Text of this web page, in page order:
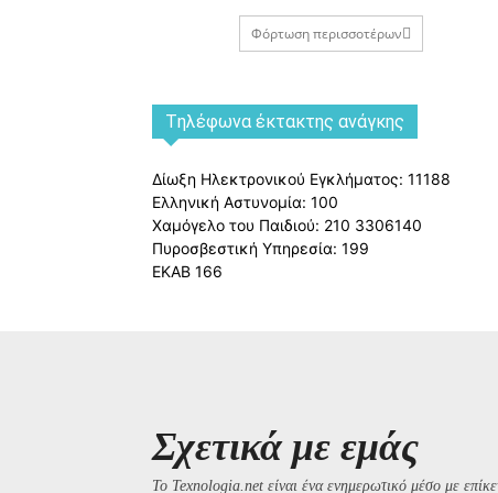
Φόρτωση περισσοτέρων
Tηλέφωνα έκτακτης ανάγκης
Δίωξη Ηλεκτρονικού Εγκλήματος: 11188
Ελληνική Αστυνομία: 100
Χαμόγελο του Παιδιού: 210 3306140
Πυροσβεστική Υπηρεσία: 199
ΕΚΑΒ 166
Σχετικά με εμάς
Το Texnologia.net είναι ένα ενημερωτικό μέσο με